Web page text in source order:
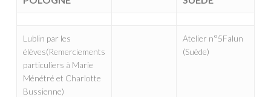
Lublin par les
élèves(Remerciements
particuliers à Marie
Ménétré et Charlotte
Bussienne)
Atelier n°5Falun
(Suède)